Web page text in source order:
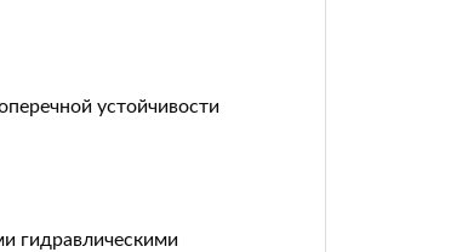
устойчивости
гидравлическими